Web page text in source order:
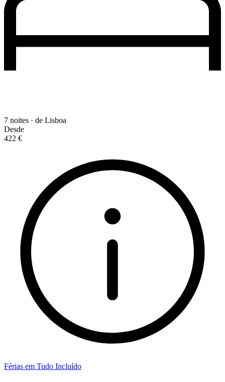
7 noites · de Lisboa
Desde
422 €
Férias em Tudo Incluído